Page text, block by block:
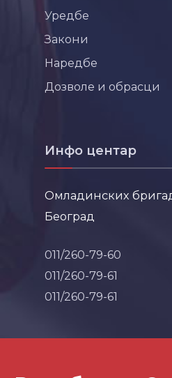
Уредбе
Закони
Наредбе
Дозволе и обрасци
Инфо центар
Омладинских
Београд
011/260-79-60
011/260-79-61
011/260-79-61